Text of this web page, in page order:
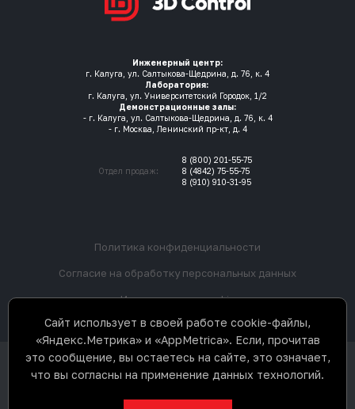
Инженерный центр:
г. Калуга, ул. Салтыкова-Щедрина, д. 76, к. 4
Лаборатория:
г. Калуга, ул. Университетский Городок, 1/2
Демонстрационные залы:
- г. Калуга, ул. Салтыкова-Щедрина, д. 76, к. 4
- г. Москва, Ленинский пр-кт, д. 4
Отдел продаж:
8 (800) 201-55-75
8 (4842) 75-55-75
8 (910) 910-31-95
Политика конфиденциальности
Согласие на обработку персональных данных
Использование cookie
защищены. Не является
Сайт использует в своей работе cookie-файлы,
«Яндекс.Метрика» и «AppMetrica». Если, прочитав
это сообщение, вы остаетесь на сайте, это означает,
что вы согласны на применение данных технологий.